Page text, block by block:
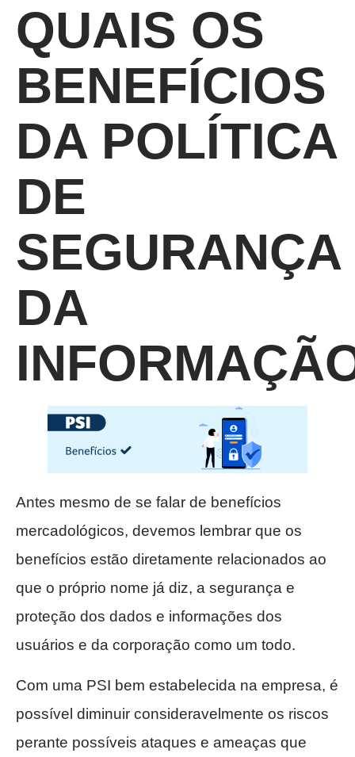
QUAIS OS
BENEFÍCIOS
DA POLÍTICA
DE
SEGURANÇA
DA
Antes mesmo de se falar de benefícios
mercadológicos, devemos lembrar que os
benefícios estão diretamente relacionados ao
que o próprio nome já diz, a segurança e
proteção dos dados e informações dos
usuários e da corporação como um todo.
Com uma PSI bem estabelecida na empresa, é
possível diminuir consideravelmente os riscos
perante possíveis ataques e ameaças que